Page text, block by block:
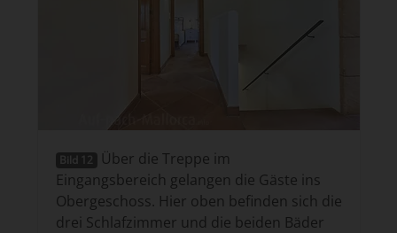
Bild 12
Über die Treppe im
Eingangsbereich gelangen die Gäste ins
Obergeschoss. Hier oben befinden sich die
drei Schlafzimmer und die beiden Bäder